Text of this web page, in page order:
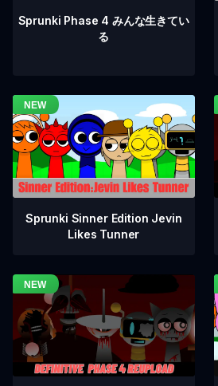
Sprunki Phase 4 みんな生きてい
る
Sprunki Sinner Edition Jevin
Likes Tunner